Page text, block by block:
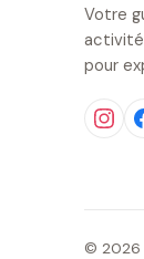
Votre
pour
© 2026